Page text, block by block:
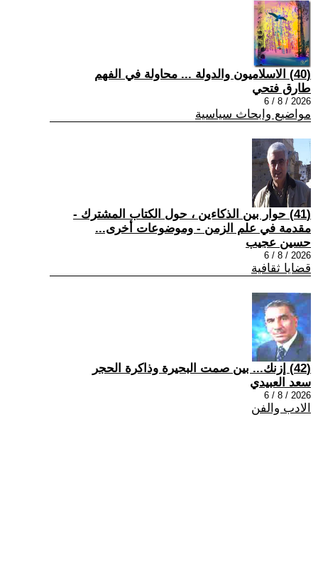
(40) الاسلاميون والدولة ... محاولة في الفهم
طارق فتحي
2026 / 8 / 6
مواضيع وابحاث سياسية
(41) حوار بين الذكاءين ، حول الكتاب المشترك -
مقدمة في علم الزمن - وموضوعات أخرى...
حسين عجيب
2026 / 8 / 6
قضايا ثقافية
(42) إزنك... بين صمت البحيرة وذاكرة الحجر
سعد العبيدي
2026 / 8 / 6
الادب والفن